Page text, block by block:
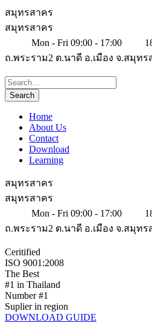
สมุทรสาคร
สมุทรสาคร
Mon - Fri 09:00 - 17:00
ถ.พระราม2 ต.นาดี อ.เมือง จ.สมุทร
Home
About Us
Contact
Download
Learning
สมุทรสาคร
สมุทรสาคร
Mon - Fri 09:00 - 17:00
ถ.พระราม2 ต.นาดี อ.เมือง จ.สมุทร
Ceritified
ISO 9001:2008
The Best
#1 in Thailand
Number #1
Suplier in region
DOWNLOAD GUIDE